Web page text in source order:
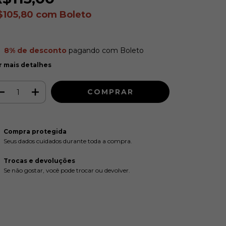
com Boleto
8% de desconto pagando com Boleto
mais detalhes
Compra protegida
Seus dados cuidados durante toda a compra.
Trocas e devoluções
Se não gostar, você pode trocar ou devolver.